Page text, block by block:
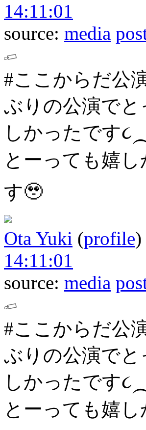
14:11:01
source: media
#ここからだ公
ぶりの公演で
しかったです
とーっても嬉
す🥹
Ota Yuki (profile)
14:11:01
source: media
#ここからだ公
ぶりの公演で
しかったです
とーっても嬉